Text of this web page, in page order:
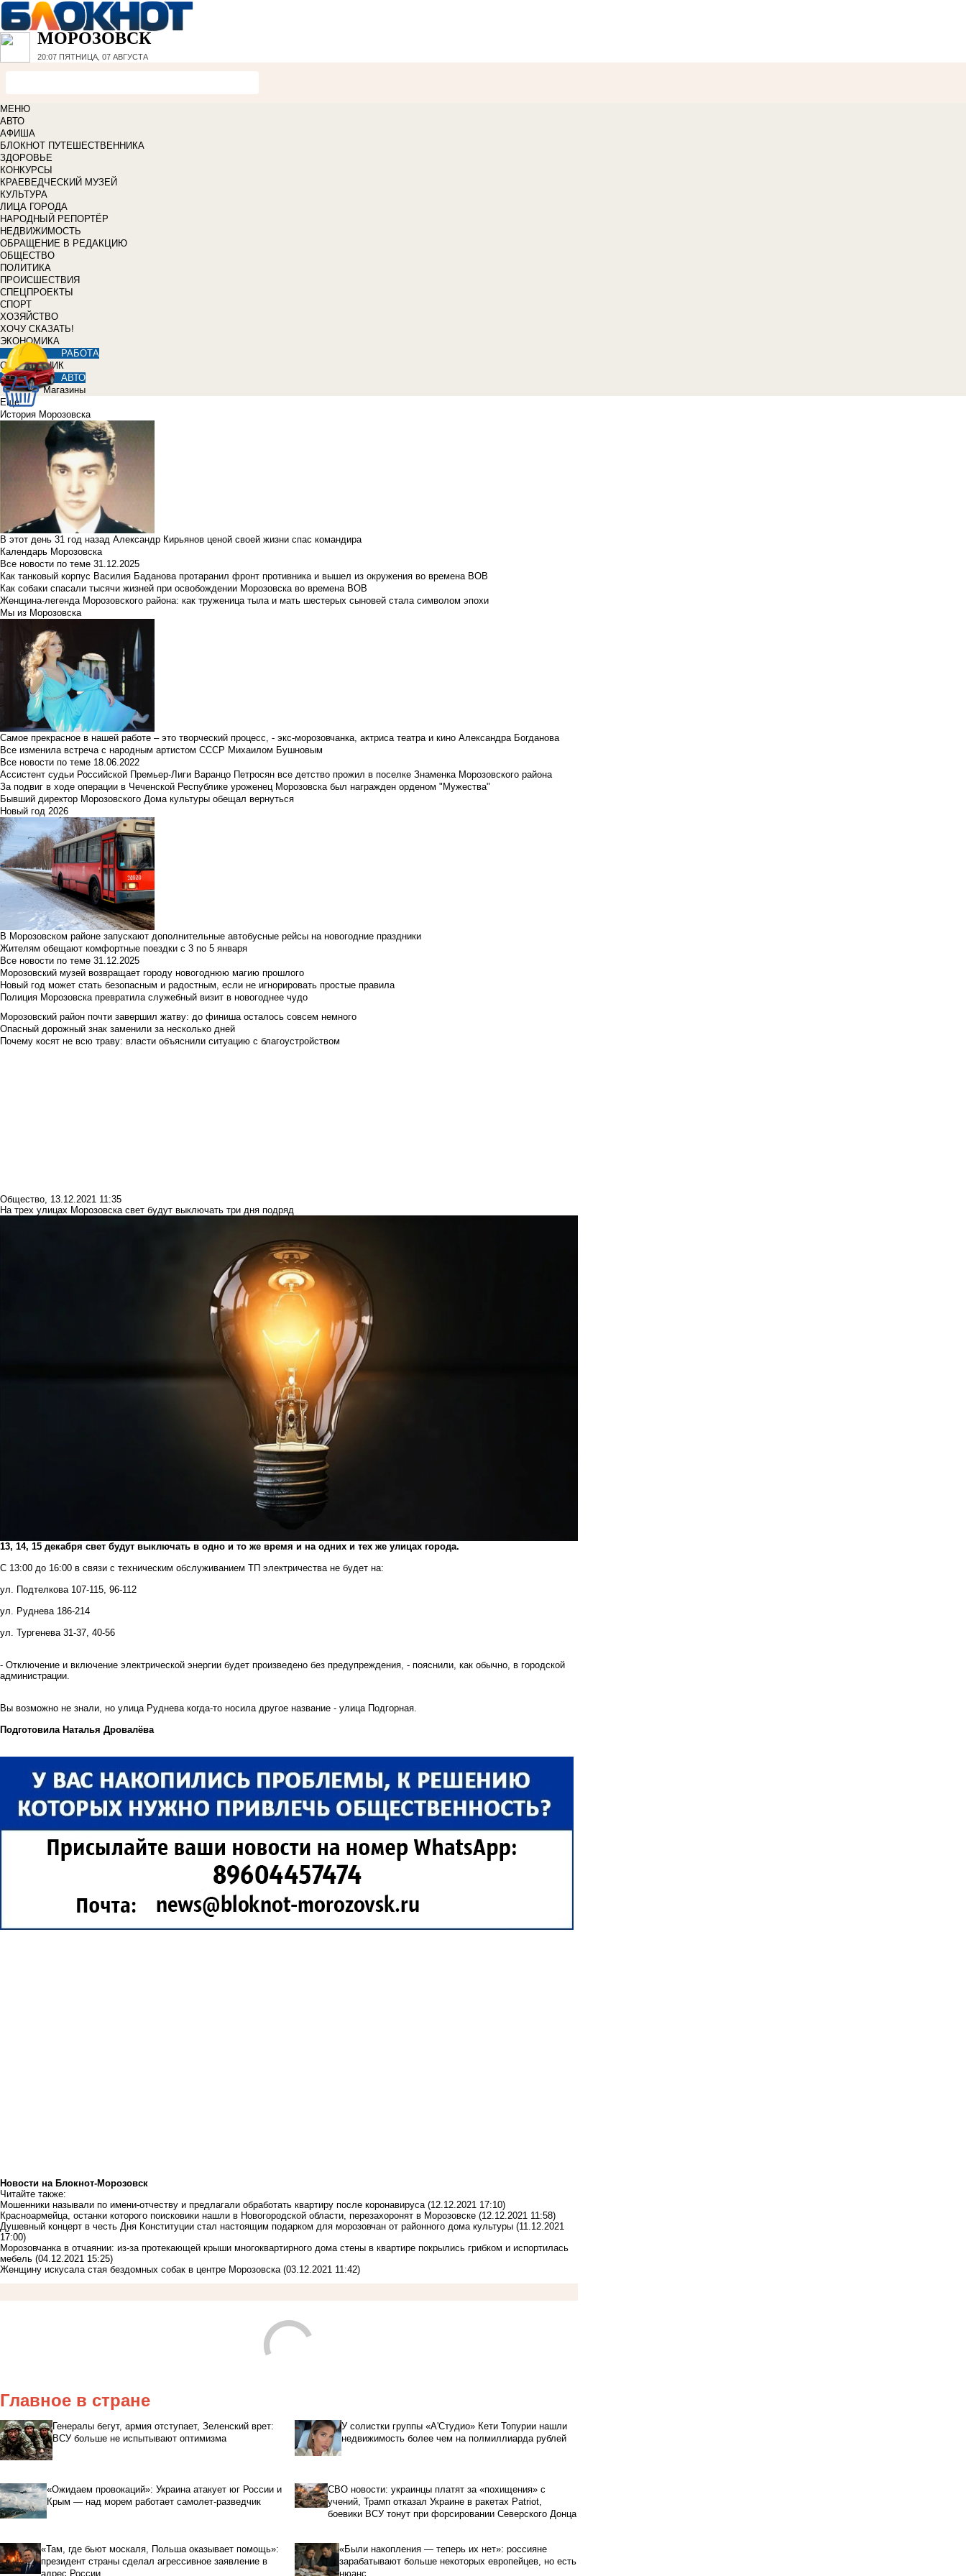
МОРОЗОВСК
20:07 ПЯТНИЦА, 07 АВГУСТА
МЕНЮ
АВТО
АФИША
БЛОКНОТ ПУТЕШЕСТВЕННИКА
ЗДОРОВЬЕ
КОНКУРСЫ
КРАЕВЕДЧЕСКИЙ МУЗЕЙ
КУЛЬТУРА
ЛИЦА ГОРОДА
НАРОДНЫЙ РЕПОРТЁР
НЕДВИЖИМОСТЬ
ОБРАЩЕНИЕ В РЕДАКЦИЮ
ОБЩЕСТВО
ПОЛИТИКА
ПРОИСШЕСТВИЯ
СПЕЦПРОЕКТЫ
СПОРТ
ХОЗЯЙСТВО
ХОЧУ СКАЗАТЬ!
ЭКОНОМИКА
РАБОТА
СПРАВОЧНИК
АВТО
Магазины
Еще
История Морозовска
В этот день 31 год назад Александр Кирьянов ценой своей жизни спас командира
Календарь Морозовска
Все новости по теме 31.12.2025
Как танковый корпус Василия Баданова протаранил фронт противника и вышел из окружения во времена ВОВ
Как собаки спасали тысячи жизней при освобождении Морозовска во времена ВОВ
Женщина-легенда Морозовского района: как труженица тыла и мать шестерых сыновей стала символом эпохи
Мы из Морозовска
Самое прекрасное в нашей работе – это творческий процесс, - экс-морозовчанка, актриса театра и кино Александра Богданова
Все изменила встреча с народным артистом СССР Михаилом Бушновым
Все новости по теме 18.06.2022
Ассистент судьи Российской Премьер-Лиги Варанцо Петросян все детство прожил в поселке Знаменка Морозовского района
За подвиг в ходе операции в Чеченской Республике уроженец Морозовска был награжден орденом "Мужества"
Бывший директор Морозовского Дома культуры обещал вернуться
Новый год 2026
В Морозовском районе запускают дополнительные автобусные рейсы на новогодние праздники
Жителям обещают комфортные поездки с 3 по 5 января
Все новости по теме 31.12.2025
Морозовский музей возвращает городу новогоднюю магию прошлого
Новый год может стать безопасным и радостным, если не игнорировать простые правила
Полиция Морозовска превратила служебный визит в новогоднее чудо
Морозовский район почти завершил жатву: до финиша осталось совсем немного
Опасный дорожный знак заменили за несколько дней
Почему косят не всю траву: власти объяснили ситуацию с благоустройством
Общество, 13.12.2021 11:35
На трех улицах Морозовска свет будут выключать три дня подряд
13, 14, 15 декабря свет будут выключать в одно и то же время и на одних и тех же улицах города.
С 13:00 до 16:00 в связи с техническим обслуживанием ТП электричества не будет на:
ул. Подтелкова 107-115, 96-112
ул. Руднева 186-214
ул. Тургенева 31-37, 40-56
- Отключение и включение электрической энергии будет произведено без предупреждения, - пояснили, как обычно, в городской
администрации.
Вы возможно не знали, но улица Руднева когда-то носила другое название - улица Подгорная.
Подготовила Наталья Дровалёва
Новости на Блoкнoт-Морозовск
Читайте также:
Мошенники называли по имени-отчеству и предлагали обработать квартиру после коронавируса (12.12.2021 17:10)
Красноармейца, останки которого поисковики нашли в Новогородской области, перезахоронят в Морозовске (12.12.2021 11:58)
Душевный концерт в честь Дня Конституции стал настоящим подарком для морозовчан от районного дома культуры (11.12.2021
17:00)
Морозовчанка в отчаянии: из-за протекающей крыши многоквартирного дома стены в квартире покрылись грибком и испортилась
мебель (04.12.2021 15:25)
Женщину искусала стая бездомных собак в центре Морозовска (03.12.2021 11:42)
Главное в стране
Генералы бегут, армия отступает, Зеленский врет:
ВСУ больше не испытывают оптимизма
У солистки группы «А'Студио» Кети Топурии нашли
недвижимость более чем на полмиллиарда рублей
«Ожидаем провокаций»: Украина атакует юг России и
Крым — над морем работает самолет-разведчик
СВО новости: украинцы платят за «похищения» с
учений, Трамп отказал Украине в ракетах Patriot,
боевики ВСУ тонут при форсировании Северского Донца
«Там, где бьют москаля, Польша оказывает помощь»:
президент страны сделал агрессивное заявление в
адрес России
«Были накопления — теперь их нет»: россияне
зарабатывают больше некоторых европейцев, но есть
нюанс